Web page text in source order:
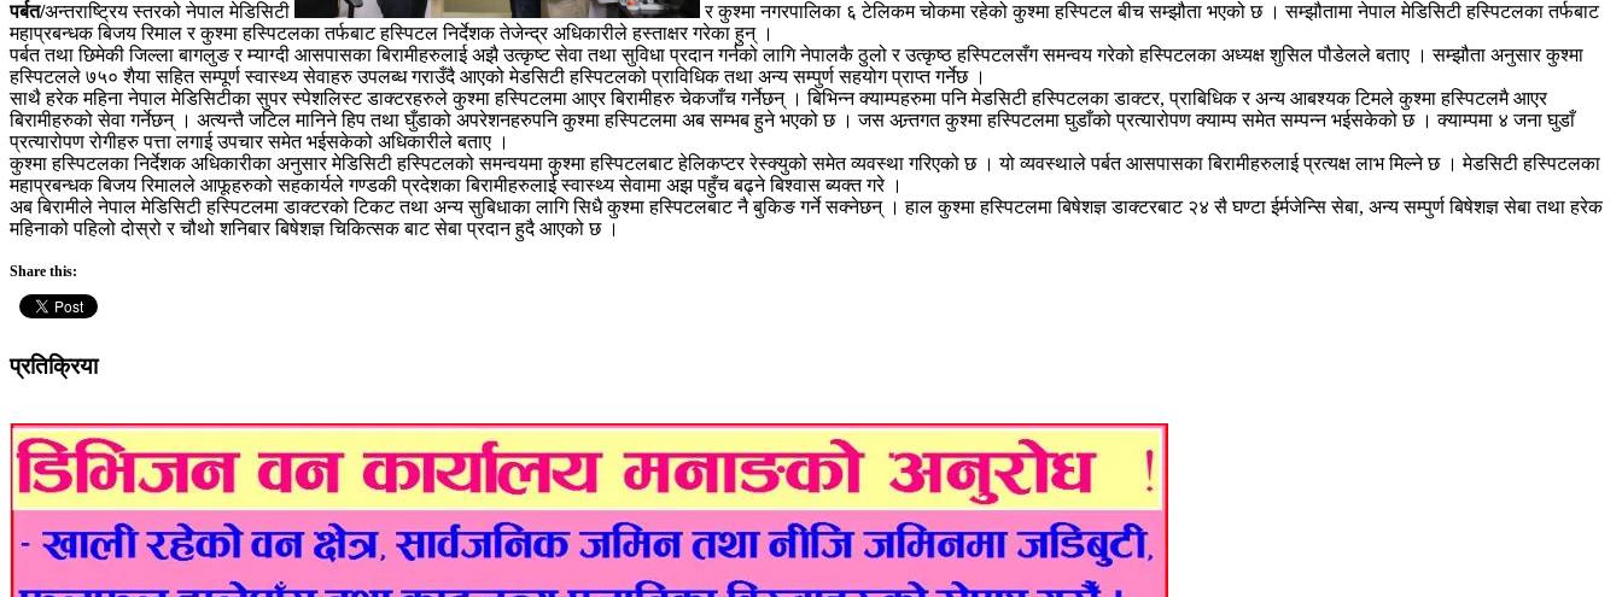
पर्बत/अन्तराष्ट्रिय स्तरको नेपाल मेडिसिटी
र कुश्मा नगरपालिका ६ टेलिकम चोकमा रहेको कुश्मा हस्पिटल बीच सम्झौता भएको छ । सम्झौतामा नेपाल मेडिसिटी हस्पिटलका तर्फबाट
महाप्रबन्धक बिजय रिमाल र कुश्मा हस्पिटलका तर्फबाट हस्पिटल निर्देशक तेजेन्द्र अधिकारीले हस्ताक्षर गरेका हुन् ।
पर्बत तथा छिमेकी जिल्ला बागलुङ र म्याग्दी आसपासका बिरामीहरुलाई अझै उत्कृष्ट सेवा तथा सुविधा प्रदान गर्नको लागि नेपालकै ठुलो र उत्कृष्ठ हस्पिटलसँग समन्वय गरेको हस्पिटलका अध्यक्ष शुसिल पौडेलले बताए । सम्झौता अनुसार कुश्मा
हस्पिटलले ७५० शैया सहित सम्पूर्ण स्वास्थ्य सेवाहरु उपलब्ध गराउँदै आएको मेडसिटी हस्पिटलको प्राविधिक तथा अन्य सम्पुर्ण सहयोग प्राप्त गर्नेछ ।
साथै हरेक महिना नेपाल मेडिसिटीका सुपर स्पेशलिस्ट डाक्टरहरुले कुश्मा हस्पिटलमा आएर बिरामीहरु चेकजाँच गर्नेछन् । बिभिन्न क्याम्पहरुमा पनि मेडसिटी हस्पिटलका डाक्टर, प्राबिधिक र अन्य आबश्यक टिमले कुश्मा हस्पिटलमै आएर
बिरामीहरुको सेवा गर्नेछन् । अत्यन्तै जटिल मानिने हिप तथा घुँडाको अपरेशनहरुपनि कुश्मा हस्पिटलमा अब सम्भब हुने भएको छ । जस अन्र्तगत कुश्मा हस्पिटलमा घुडाँको प्रत्यारोपण क्याम्प समेत सम्पन्न भईसकेको छ । क्याम्पमा ४ जना घुडाँ
प्रत्यारोपण रोगीहरु पत्ता लगाई उपचार समेत भईसकेको अधिकारीले बताए ।
कुश्मा हस्पिटलका निर्देशक अधिकारीका अनुसार मेडिसिटी हस्पिटलको समन्वयमा कुश्मा हस्पिटलबाट हेलिकप्टर रेस्क्युको समेत व्यवस्था गरिएको छ । यो व्यवस्थाले पर्बत आसपासका बिरामीहरुलाई प्रत्यक्ष लाभ मिल्ने छ । मेडसिटी हस्पिटलका
महाप्रबन्धक बिजय रिमालले आफूहरुको सहकार्यले गण्डकी प्रदेशका बिरामीहरुलाई स्वास्थ्य सेवामा अझ पहुँच बढ्ने बिश्वास ब्यक्त गरे ।
अब बिरामीले नेपाल मेडिसिटी हस्पिटलमा डाक्टरको टिकट तथा अन्य सुबिधाका लागि सिधै कुश्मा हस्पिटलबाट नै बुकिङ गर्ने सक्नेछन् । हाल कुश्मा हस्पिटलमा बिषेशज्ञ डाक्टरबाट २४ सै घण्टा ईर्मजेन्सि सेबा, अन्य सम्पुर्ण बिषेशज्ञ सेबा तथा हरेक
महिनाको पहिलो दोस्रो र चौथो शनिबार बिषेशज्ञ चिकित्सक बाट सेबा प्रदान हुदै आएको छ ।
Share this:
प्रतिक्रिया